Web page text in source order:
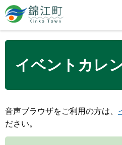
錦江町 Kinko
Town
イベントカレ
音声ブラウザをご利用の方は、
ださい。